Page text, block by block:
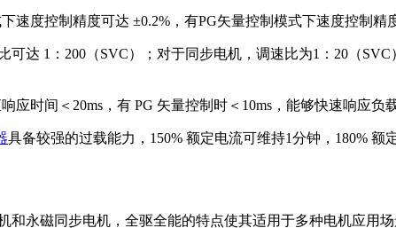
速度控制精度可达 ±0.2%，有PG矢量控制模式下速度控制
可达 1：200（SVC）；对于同步电机，调速比为1：20（
应时间＜20ms，有 PG 矢量控制时＜10ms，能够快速响应负
具备较强的过载能力，150% 额定电流可维持1分钟，180% 额
和永磁同步电机，全驱全能的特点使其适用于多种电机应用场